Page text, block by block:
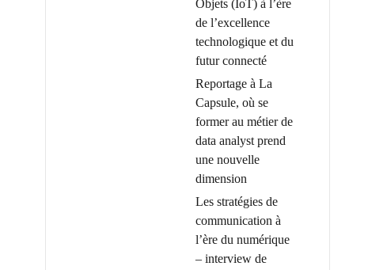
Objets (IoT) à l’ère
de l’excellence
technologique et du
futur connecté
Reportage à La
Capsule, où se
former au métier de
data analyst prend
une nouvelle
dimension
Les stratégies de
communication à
l’ère du numérique
– interview de